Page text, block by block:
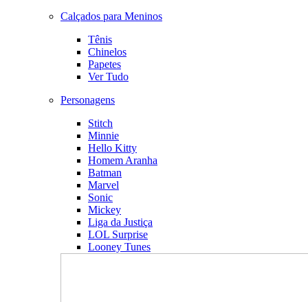
Calçados para Meninos
Tênis
Chinelos
Papetes
Ver Tudo
Personagens
Stitch
Minnie
Hello Kitty
Homem Aranha
Batman
Marvel
Sonic
Mickey
Liga da Justiça
LOL Surprise
Looney Tunes